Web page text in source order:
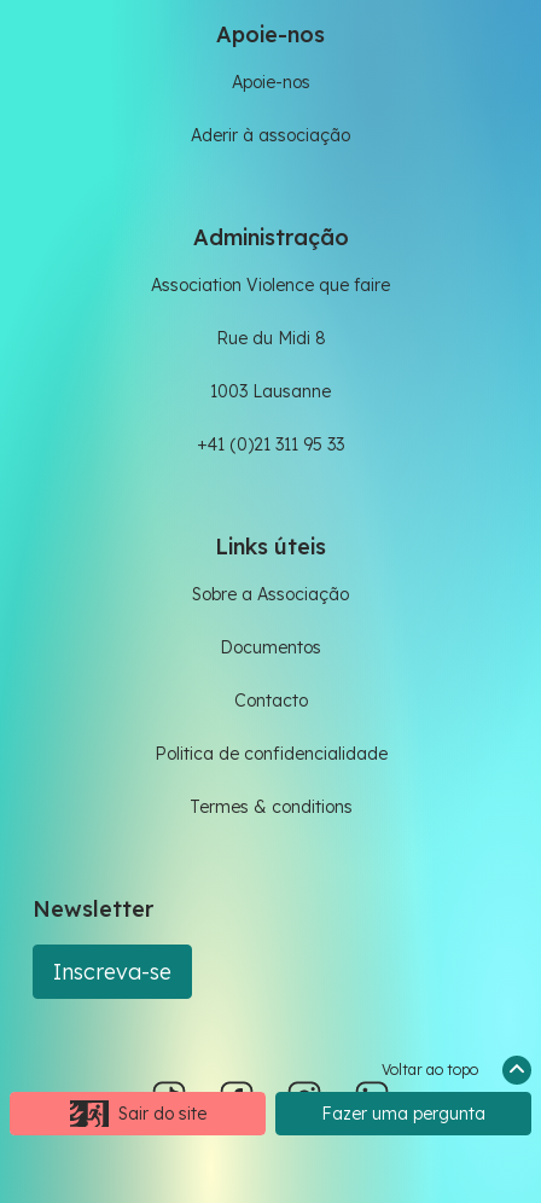
Sair do site Fazer uma pergunta
Voltar ao topo
Apoie-nos
Apoie-nos
Aderir à associação
Administração
Association Violence que faire
Rue du Midi 8
1003 Lausanne
+41 (0)21 311 95 33
Links úteis
Sobre a Associação
Documentos
Contacto
Politica de confidencialidade
Termes & conditions
Newsletter
Inscreva-se